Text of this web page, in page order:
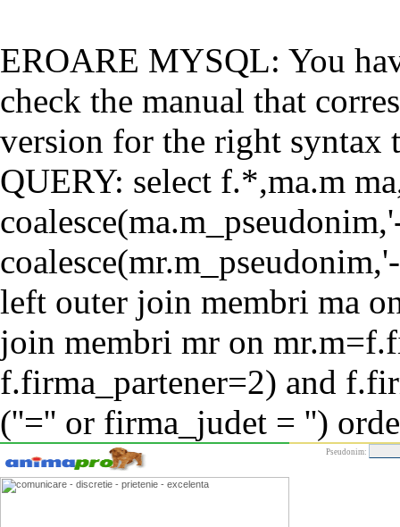
EROARE MYSQL: You
check the manual that
version for the right syntax
QUERY: select f.*,ma.m
left outer join membri ma
join membri mr on
f.firma_partener=2) and
(''='' or firma_judet = '')
Pseudonim: